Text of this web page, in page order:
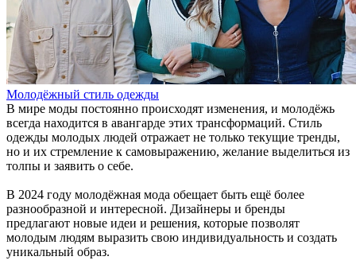
Молодёжный стиль одежды
В мире моды постоянно происходят изменения, и молодёжь
всегда находится в авангарде этих трансформаций. Стиль
одежды молодых людей отражает не только текущие тренды,
но и их стремление к самовыражению, желание выделиться из
толпы и заявить о себе.
В 2024 году молодёжная мода обещает быть ещё более
разнообразной и интересной. Дизайнеры и бренды
предлагают новые идеи и решения, которые позволят
молодым людям выразить свою индивидуальность и создать
уникальный образ.